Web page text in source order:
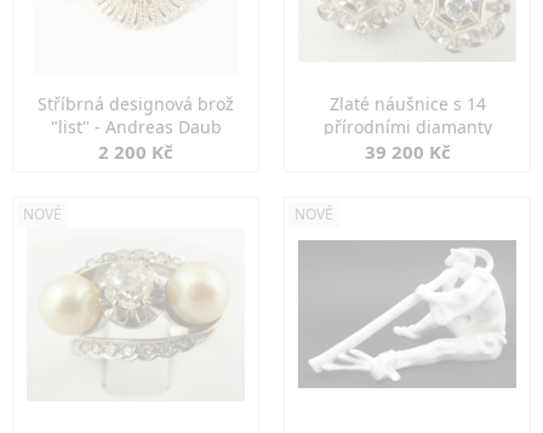
Stříbrná designová brož
"list" - Andreas Daub
2 200 Kč
Zlaté náušnice s 14
přírodními diamanty
39 200 Kč
NOVÉ NOVÉ